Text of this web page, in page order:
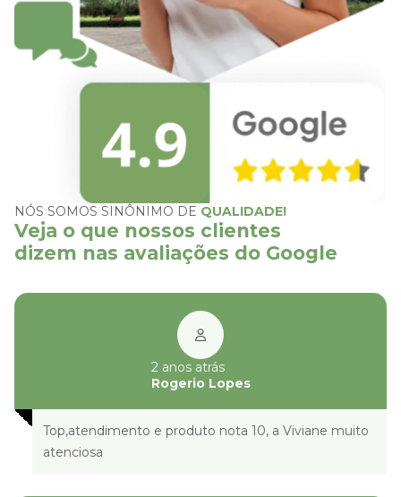
NÓS SOMOS SINÔNIMO DE QUALIDADE!
Veja o que nossos clientes
dizem nas avaliações do Google
2 anos atrás
Rogerio Lopes
Top,atendimento e produto nota 10, a Viviane muito
atenciosa